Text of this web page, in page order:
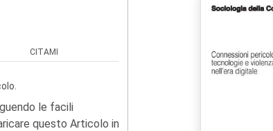
CITAMI
le facili
questo Articolo in